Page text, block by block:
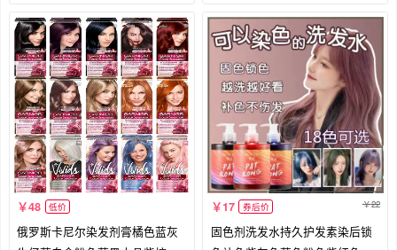
48 低价
俄罗斯卡尼尔染发剂膏橘色蓝灰
17 券后价 22
固色剂洗发水持久护发素染后锁